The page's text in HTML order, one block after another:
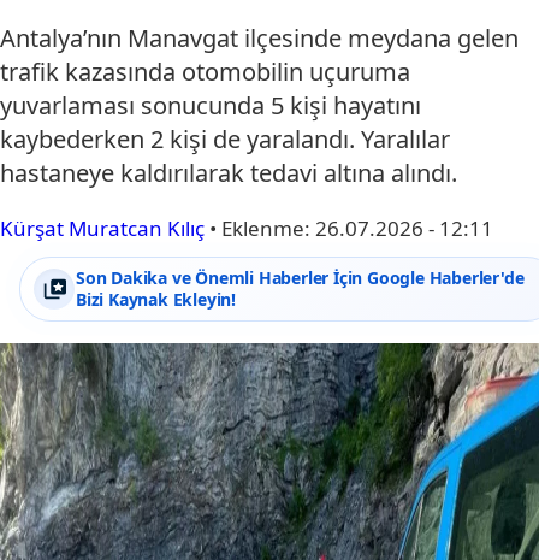
Antalya’nın Manavgat ilçesinde meydana gelen
trafik kazasında otomobilin uçuruma
yuvarlaması sonucunda 5 kişi hayatını
kaybederken 2 kişi de yaralandı. Yaralılar
hastaneye kaldırılarak tedavi altına alındı.
Kürşat Muratcan Kılıç • Eklenme: 26.07.2026 - 12:11
Son Dakika ve Önemli Haberler İçin Google Haberler'de
Bizi Kaynak Ekleyin!